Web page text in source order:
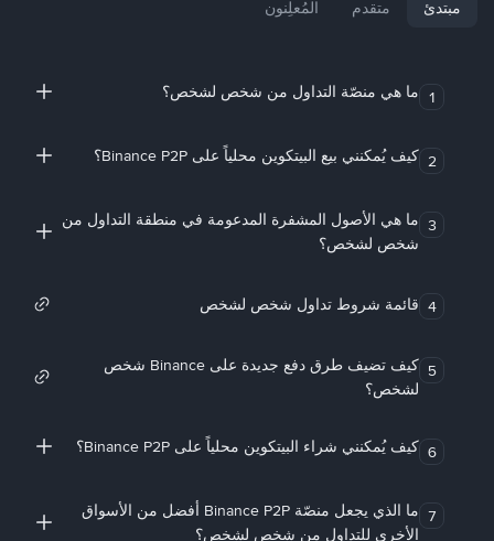
مبتدئ متقدم المُعلِنون
1 ما هي منصّة التداول من شخص لشخص؟
2 كيف يُمكنني بيع البيتكوين محلياً على Binance P2P؟
3 ما هي الأصول المشفرة المدعومة في منطقة التداول من
شخص لشخص؟
4 قائمة شروط تداول شخص لشخص
5
كيف تضيف طرق دفع جديدة على Binance شخص
لشخص؟
6 كيف يُمكنني شراء البيتكوين محلياً على Binance P2P؟
7
ما الذي يجعل منصّة Binance P2P أفضل من الأسواق
الأخرى للتداول من شخص لشخص؟